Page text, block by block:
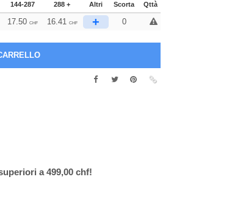
144-287 288 + Altri Scorta Qttà
17.50 CHF 16.41 CHF + 0
a 499,00 chf!